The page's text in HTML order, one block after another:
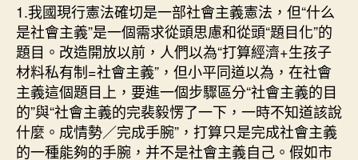
1.我國現行憲法確切是一部社會主義憲法，但“什么
是社會主義”是一個需求從頭思慮和從頭“題目化”的
題目。改造開放以前，人們以為“打算經濟+生孩子
材料私有制=社會主義”，但小平同道以為，在社會
主義這個題目上，要進一個步驟區分“社會主義的目
的”與“社會主義的完裴毅愣了一下，一時不知道該說
什麼。成情勢／完成手腕”，打算只是完成社會主義
的一種能夠的手腕，并不是社會主義自己。假如市